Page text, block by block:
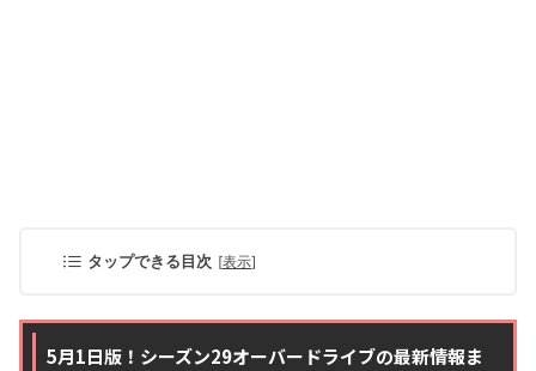
タップできる目次 [表示]
5月1日版！シーズン29オーバードライブの最新情報ま